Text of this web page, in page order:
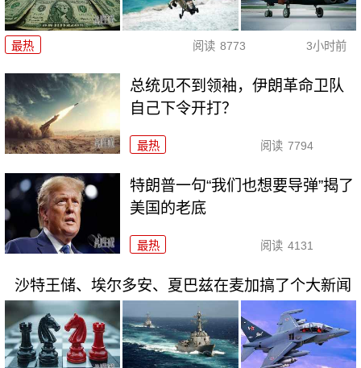
最热 阅读 8773 3小时前
总统见不到领袖，伊朗革命卫队
自己下令开打？
最热 阅读 7794
特朗普一句“我们也想要导弹”揭了
美国的老底
最热 阅读 4131
沙特王储、埃尔多安、夏巴兹在麦加搞了个大新闻